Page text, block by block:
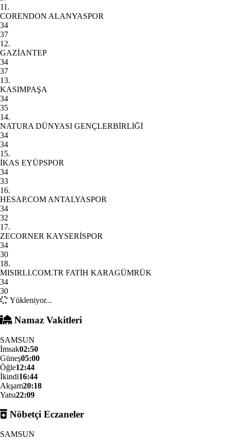
11.
CORENDON ALANYASPOR
34
37
12.
GAZİANTEP
34
37
13.
KASIMPAŞA
34
35
14.
NATURA DÜNYASI GENÇLERBİRLİĞİ
34
34
15.
İKAS EYÜPSPOR
34
33
16.
HESAP.COM ANTALYASPOR
34
32
17.
ZECORNER KAYSERİSPOR
34
30
18.
MISIRLI.COM.TR FATİH KARAGÜMRÜK
34
30
Yükleniyor...
Namaz Vakitleri
SAMSUN
İmsak02:50
Güneş05:00
Öğle12:44
İkindi16:44
Akşam20:18
Yatsı22:09
Nöbetçi Eczaneler
SAMSUN